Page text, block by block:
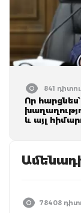
841
Որ
և այլ
78408